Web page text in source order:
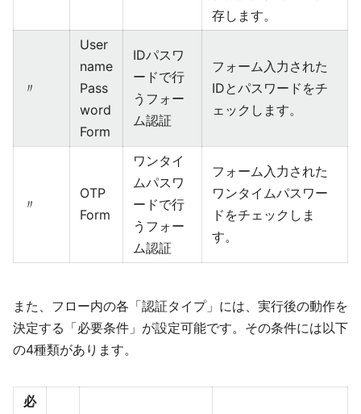
存します。
〃
User
name
Pass
word
Form
IDパスワ
ードで行
うフォー
ム認証
フォーム入力された
IDとパスワードをチ
ェックします。
〃
OTP
Form
ワンタイ
ムパスワ
ードで行
うフォー
ム認証
フォーム入力された
ワンタイムパスワー
ドをチェックしま
す。
また、フロー内の各「認証タイプ」には、実行後の動作を
決定する「必要条件」が設定可能です。その条件には以下
の4種類があります。
必